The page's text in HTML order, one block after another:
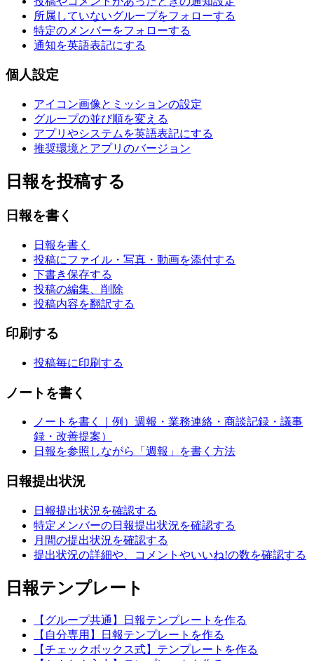
所属していないグループをフォローする
特定のメンバーをフォローする
通知を英語表記にする
個人設定
アイコン画像とミッションの設定
グループの並び順を変える
アプリやシステムを英語表記にする
推奨環境とアプリのバージョン
日報を投稿する
日報を書く
日報を書く
投稿にファイル・写真・動画を添付する
下書き保存する
投稿の編集、削除
投稿内容を翻訳する
印刷する
投稿毎に印刷する
ノートを書く
ノートを書く｜例）週報・業務連絡・商談記録・議事
録・改善提案）
日報を参照しながら「週報」を書く方法
日報提出状況
日報提出状況を確認する
特定メンバーの日報提出状況を確認する
月間の提出状況を確認する
提出状況の詳細や、コメントやいいね!の数を確認する
日報テンプレート
【グループ共通】日報テンプレートを作る
【自分専用】日報テンプレートを作る
【チェックボックス式】テンプレートを作る